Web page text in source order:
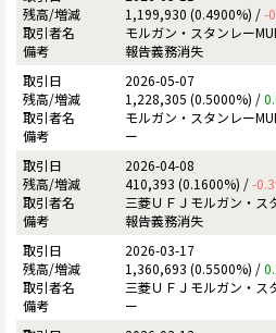
1,199,930 (0.4900%) /-
モルガン・スタンレー
報告義務消失
2026-05-07
1,228,305 (0.5000%) /
モルガン・スタンレー
ー
2026-04-08
410,393 (0.1600%) /-
三菱ＵＦＪモルガン・ス
報告義務消失
2026-03-17
1,360,693 (0.5500%) /
三菱ＵＦＪモルガン・ス
ー